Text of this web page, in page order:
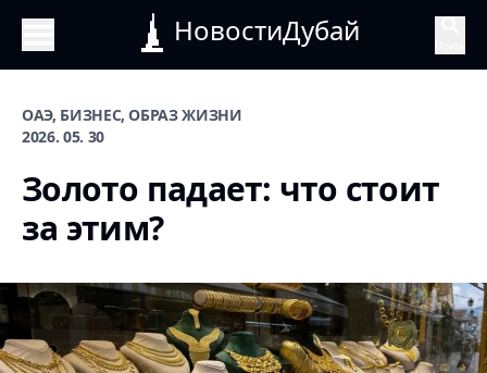
НовостиДубай
ОАЭ, БИЗНЕС, ОБРАЗ ЖИЗНИ
2026. 05. 30
Золото падает: что стоит
за этим?